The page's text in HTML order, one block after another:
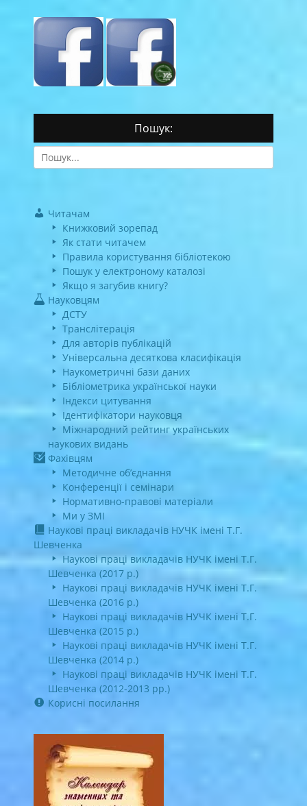
Пошук:
Search
for:
Читачам
Книжковий зорепад
Як стати читачем
Правила користування бібліотекою
Пошук у електроному каталозі
Якщо я загубив книгу?
Науковцям
ДСТУ
Транслітерація
Для авторів публікацій
Універсальна десяткова класифікація
Наукометричні бази даних
Бібліометрика української науки
Індекси цитування
Ідентифікатори науковця
Міжнародний рейтинг українських
наукових видань
Фахівцям
Методичне об’єднання
Конференції і семінари
Нормативно-правові матеріали
Ми у ЗМІ
Наукові праці викладачів НУЧК імені Т.Г.
Шевченка
Наукові праці викладачів НУЧК імені Т.Г.
Шевченка (2017 р.)
Наукові праці викладачів НУЧК імені Т.Г.
Шевченка (2016 р.)
Наукові праці викладачів НУЧК імені Т.Г.
Шевченка (2015 р.)
Наукові праці викладачів НУЧК імені Т.Г.
Шевченка (2014 р.)
Наукові праці викладачів НУЧК імені Т.Г.
Шевченка (2012-2013 рр.)
Корисні посилання